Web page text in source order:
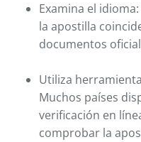
Examina el
la apostilla
documentos
Utiliza
Muchos países
verificación en
comprobar la